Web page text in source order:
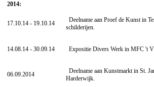
2014:
17.10.14 - 19.10.14
Deelname aan Proef de Kunst in
schilderijen.
14.08.14 - 30.09.14 Expositie Divers Werk in MFC 't
06.09.2014
Deelname aan Kunstmarkt in St.
Harderwijk.